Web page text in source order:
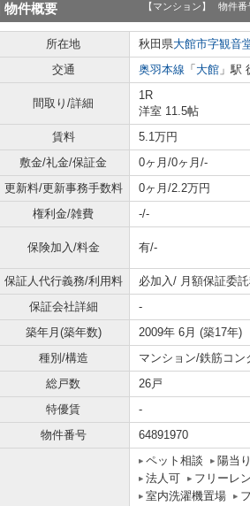
物件概要 【マンション】 物件番
所在地 秋田県大館市字観音
交通
奥羽本線 「 大館 」駅
間取り/詳細
1R
洋室 11.5帖
賃料 5.1万円
敷金/礼金/保証金
0ヶ月/0ヶ月/-
更新料/更新事務手数料
0ヶ月/2.2万円
権利金/雑費
-/-
保険加入/料金 有/-
保証人代行義務/利用料
必加入/ 月額保証委
保証会社詳細
-
築年月(築年数)
2009年 6月 (築17年)
種別/構造
マンション/鉄筋コン
総戸数
26戸
特優賃
-
物件番号
64891970
ペット相談 陽当
法人可
フリーレ
室内洗濯機置場